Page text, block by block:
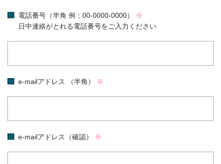
電話番号（半角 例：00-0000-0000）
※
日中連絡がとれる電話番号をご入力ください
e-mailアドレス （半角） ※
e-mailアドレス（確認） ※